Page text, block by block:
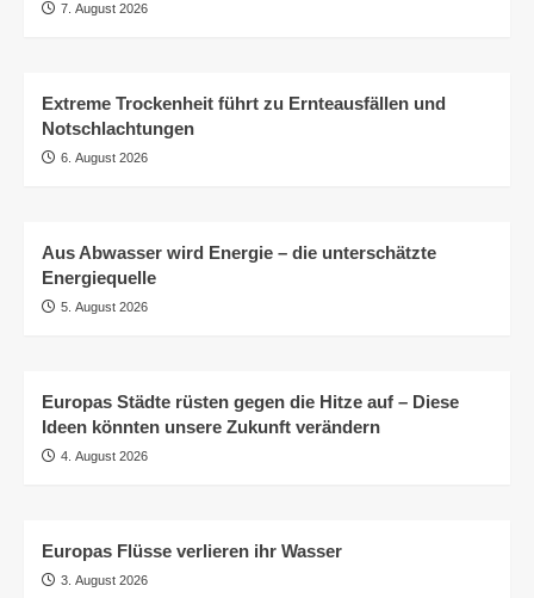
7. August 2026
Extreme Trockenheit führt zu Ernteausfällen und
Notschlachtungen
6. August 2026
Aus Abwasser wird Energie – die unterschätzte
Energiequelle
5. August 2026
Europas Städte rüsten gegen die Hitze auf – Diese
Ideen könnten unsere Zukunft verändern
4. August 2026
Europas Flüsse verlieren ihr Wasser
3. August 2026